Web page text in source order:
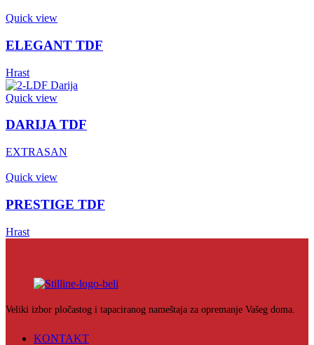
Quick view
ELEGANT TDF
Hrast
Quick view
DARIJA TDF
EXTRASAN
Quick view
PRESTIGE TDF
Hrast
Veliki izbor pločastog i tapaciranog nameštaja za opremanje Vašeg doma.
KONTAKT